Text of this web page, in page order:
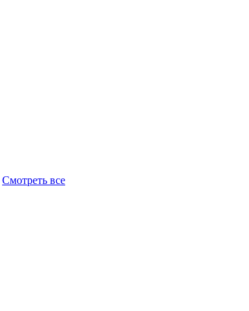
Смотреть все